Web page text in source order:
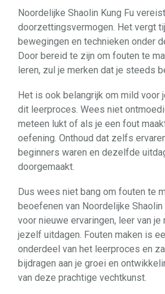
Noordelijke Shaolin Kung Fu
doorzettingsvermogen. Het vergt
bewegingen en technieken onder
Door bereid te zijn om fouten te
leren, zul je merken dat je steeds
Het is ook belangrijk om mild voor
dit leerproces. Wees niet
meteen lukt of als je een fout
oefening. Onthoud dat zelfs
beginners waren en dezelfde
doorgemaakt.
Dus wees niet bang om fouten te
beoefenen van Noordelijke Shaolin
voor nieuwe ervaringen, leer van
jezelf uitdagen. Fouten maken is
onderdeel van het leerproces en
bijdragen aan je groei en
van deze prachtige vechtkunst.